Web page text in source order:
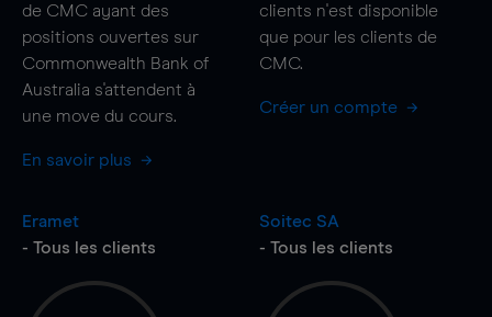
de CMC ayant des
positions ouvertes sur
Commonwealth Bank of
Australia s'attendent à
une move du cours.
En savoir plus
clients n'est disponible
que pour les clients de
CMC.
Créer un compte
Eramet
- Tous les clients
Soitec SA
- Tous les clients